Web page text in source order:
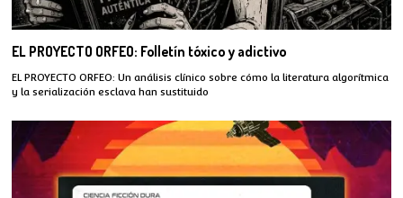
EL PROYECTO ORFEO: Folletín tóxico y adictivo
EL PROYECTO ORFEO: Un análisis clínico sobre cómo la literatura algorítmica
y la serialización esclava han sustituido